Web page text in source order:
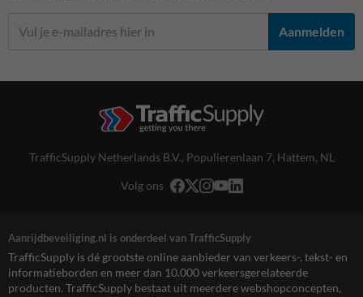
Aanmelden
TrafficSupply Netherlands B.V., Populierenlaan 7, Hattem, NL
Volg ons
Aanrijdbeveiliging.nl is onderdeel van TrafficSupply
TrafficSupply is dé grootste online aanbieder van verkeers-, tekst- en
informatieborden en meer dan 10.000 verkeersgerelateerde
producten. TrafficSupply bestaat uit meerdere webshopconcepten,